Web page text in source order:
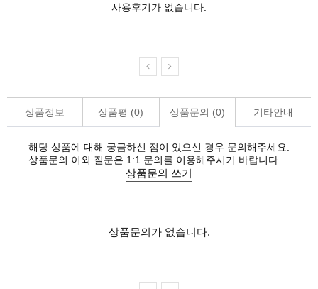
사용후기가 없습니다.
상품정보 상품평 (0) 상품문의 (0) 기타안내
해당 상품에 대해 궁금하신 점이 있으신 경우 문의해주세요.
상품문의 이외 질문은 1:1 문의를 이용해주시기 바랍니다.
상품문의 쓰기
상품문의가 없습니다.